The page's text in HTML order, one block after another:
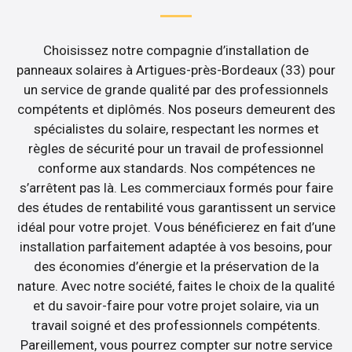
Choisissez notre compagnie d’installation de
panneaux solaires à Artigues-près-Bordeaux (33) pour
un service de grande qualité par des professionnels
compétents et diplômés. Nos poseurs demeurent des
spécialistes du solaire, respectant les normes et
règles de sécurité pour un travail de professionnel
conforme aux standards. Nos compétences ne
s’arrêtent pas là. Les commerciaux formés pour faire
des études de rentabilité vous garantissent un service
idéal pour votre projet. Vous bénéficierez en fait d’une
installation parfaitement adaptée à vos besoins, pour
des économies d’énergie et la préservation de la
nature. Avec notre société, faites le choix de la qualité
et du savoir-faire pour votre projet solaire, via un
travail soigné et des professionnels compétents.
Pareillement, vous pourrez compter sur notre service